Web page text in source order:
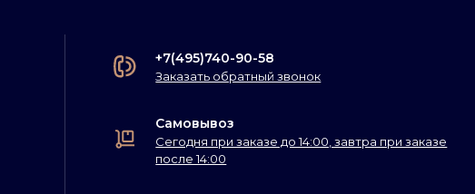
+7(495)740-90-58
Заказать обратный звонок
Самовывоз
Сегодня при заказе до 14:00, завтра при заказе
после 14:00